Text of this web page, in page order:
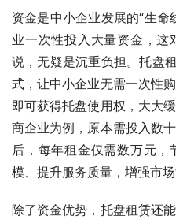
资金是中小企业发展的“生
业一次性投入大量资金，
说，无疑是沉重负担。托盘
式，让中小企业无需一次性
即可获得托盘使用权，大大
商企业为例，原本需投入数
后，每年租金仅需数万元
模、提升服务质量，增强市场
除了资金优势，托盘租赁还